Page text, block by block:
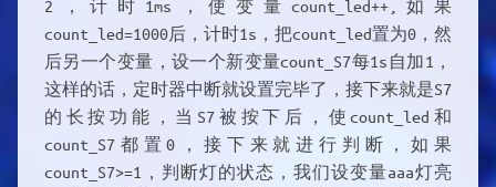
2，计时1ms，使变量count_led++,如果
count_led=1000后，计时1s，把count_led置为0，然
后另一个变量，设一个新变量count_S7每1s自加1，
这样的话，定时器中断就设置完毕了，接下来就是S7
的长按功能，当S7被按下后，使count_led和
count_S7都置0，接下来就进行判断，如果
count_S7>=1，判断灯的状态，我们设变量aaa灯亮